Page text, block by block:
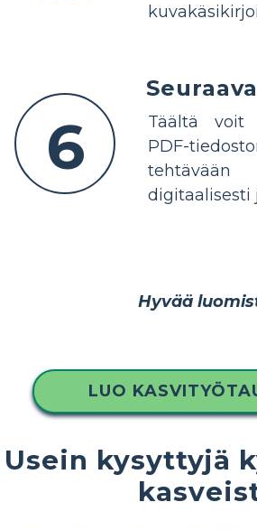
6
Täältä voit
PDF-
digitaalisesti
Hyvää
LUO
Usein kysyttyjä